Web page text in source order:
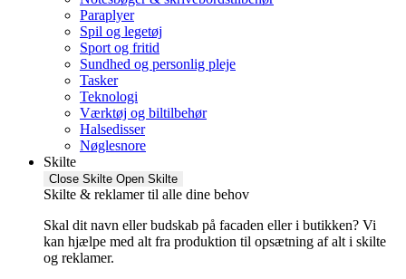
Paraplyer
Spil og legetøj
Sport og fritid
Sundhed og personlig pleje
Tasker
Teknologi
Værktøj og biltilbehør
Halsedisser
Nøglesnore
Skilte
Close Skilte Open Skilte
Skilte & reklamer til alle dine behov
Skal dit navn eller budskab på facaden eller i butikken? Vi
kan hjælpe med alt fra produktion til opsætning af alt i skilte
og reklamer.